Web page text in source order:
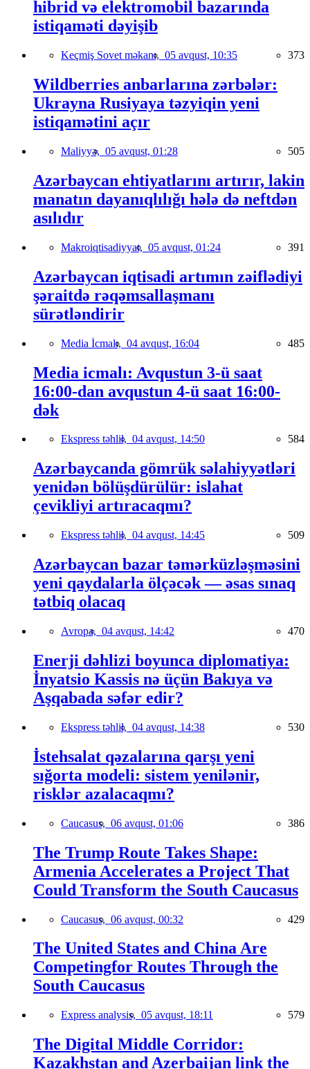
hibrid və elektromobil bazarında
istiqaməti dəyişib
Keçmiş Sovet məkanı, 05 avqust, 10:35 373
Wildberries anbarlarına zərbələr:
Ukrayna Rusiyaya təzyiqin yeni
istiqamətini açır
Maliyyə, 05 avqust, 01:28 505
Azərbaycan ehtiyatlarını artırır, lakin
manatın dayanıqlılığı hələ də neftdən
asılıdır
Makroiqtisadiyyat, 05 avqust, 01:24 391
Azərbaycan iqtisadi artımın zəiflədiyi
şəraitdə rəqəmsallaşmanı
sürətləndirir
Media İcmalı, 04 avqust, 16:04 485
Media icmalı: Avqustun 3-ü saat
16:00-dan avqustun 4-ü saat 16:00-
dək
Ekspress təhlil, 04 avqust, 14:50 584
Azərbaycanda gömrük səlahiyyətləri
yenidən bölüşdürülür: islahat
çevikliyi artıracaqmı?
Ekspress təhlil, 04 avqust, 14:45 509
Azərbaycan bazar təmərküzləşməsini
yeni qaydalarla ölçəcək — əsas sınaq
tətbiq olacaq
Avropa, 04 avqust, 14:42 470
Enerji dəhlizi boyunca diplomatiya:
İnyatsio Kassis nə üçün Bakıya və
Aşqabada səfər edir?
Ekspress təhlil, 04 avqust, 14:38 530
İstehsalat qəzalarına qarşı yeni
sığorta modeli: sistem yenilənir,
risklər azalacaqmı?
Caucasus, 06 avqust, 01:06 386
The Trump Route Takes Shape:
Armenia Accelerates a Project That
Could Transform the South Caucasus
Caucasus, 06 avqust, 00:32 429
The United States and China Are
Competingfor Routes Through the
South Caucasus
Express analysis, 05 avqust, 18:11 579
The Digital Middle Corridor:
Kazakhstan and Azerbaijan link the